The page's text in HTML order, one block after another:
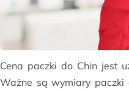
Cena paczki do Chin jest
Ważne są wymiary